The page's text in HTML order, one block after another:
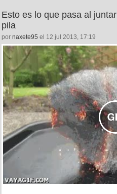
Esto es lo que pasa al
pila
por naxete95 el 12 jul 2013, 17:19